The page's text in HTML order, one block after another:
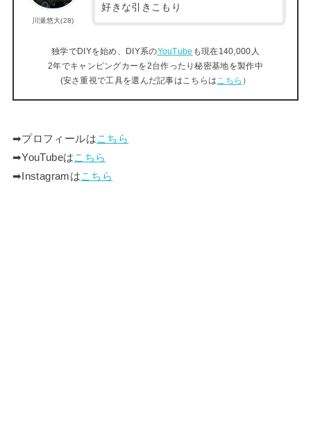
川瀬悠大(28)
好きな引きこもり
独学でDIYを始め、DIY系のYouTube も現在140,000人
2年でキャンピングカーを2台作ったり秘密基地を製作中
(安さ重視で工具を選んだ記事はこちらは こちら ）
➡︎プロフィールはこちら
➡︎YouTubeはこちら
➡︎Instagramはこちら